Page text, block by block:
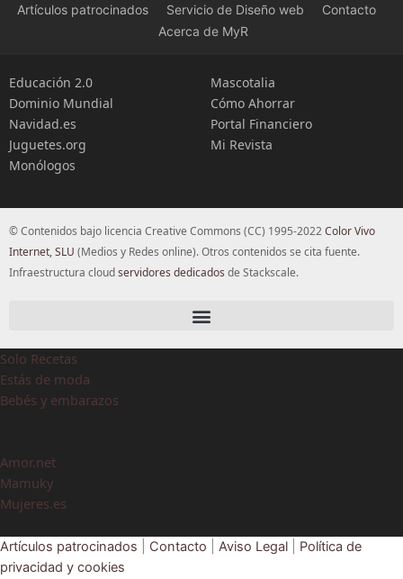
Artículos patrocinados Servicio de Diseño web
Contacto
Acerca de MyR
Educación 2.0
Dominio Mundial
Navidad.es
Juguetes.org
Monólogos
Mascotalia
Cómo Ahorrar
Portal Financiero
Mi Revista
© Contenidos bajo licencia Creative Commons (CC) 1995-2022Color Vivo
Internet, SLU (Medios y Redes online). Otros contenidos se cita fuente.
Infraestructura cloudservidores dedicados de Stackscale.
Solo Recetas
Estás de moda
Bebés y embarazos
Amor.net
Mamuky
Mujeres.es
Artículos patrocinados Contacto Aviso Legal
Política de
privacidad y cookies